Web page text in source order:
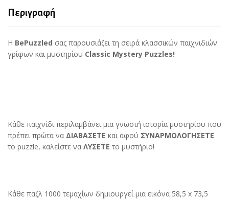
Περιγραφή
Η BePuzzled σας παρουσιάζει τη σειρά κλασσικών παιχνιδιών
γρίφων και μυστηρίου Classic Mystery Puzzles!
Κάθε παιχνίδι περιλαμβάνει μια γνωστή ιστορία μυστηρίου που
πρέπει πρώτα να ΔΙΑΒΑΣΕΤΕ και αφού ΣΥΝΑΡΜΟΛΟΓΗΣΕΤΕ
το puzzle, καλείστε να ΛΥΣΕΤΕ το μυστήριο!
Κάθε παζλ 1000 τεμαχίων δημιουργεί μια εικόνα 58,5 x 73,5